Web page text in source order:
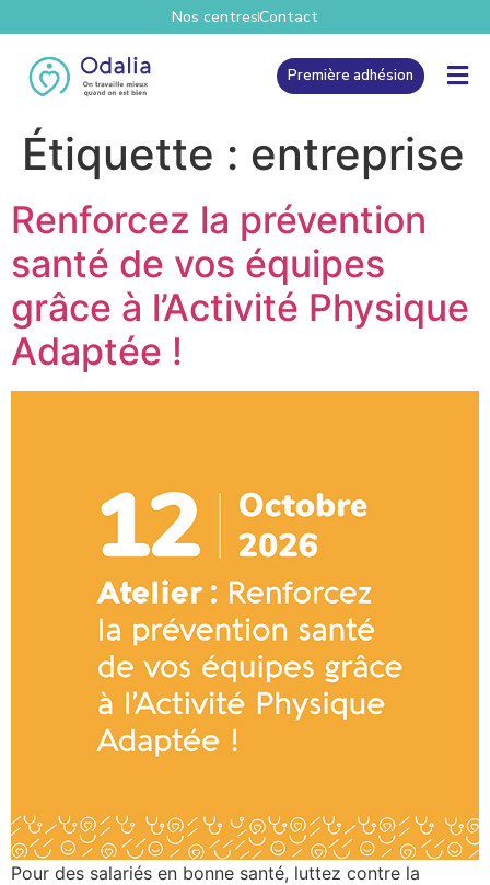
Nos centresContact
Première adhésion
Étiquette : entreprise
Renforcez la prévention
santé de vos équipes
grâce à l’Activité Physique
Adaptée !
Pour des salariés en bonne santé, luttez contre la